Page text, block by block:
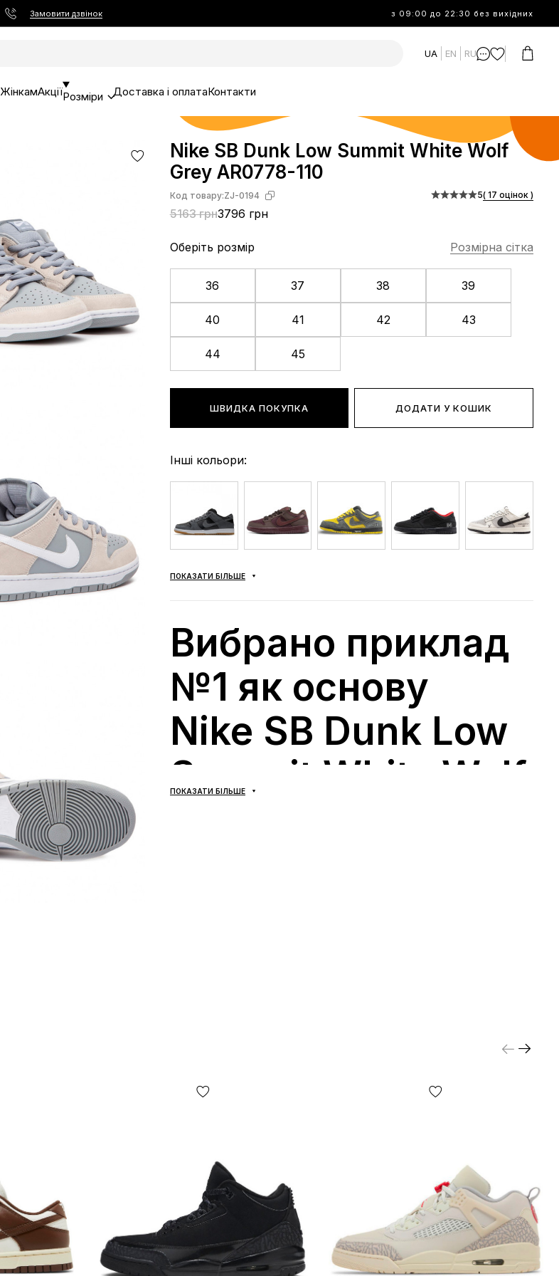
Замовити дзвінок з 09:00 до 22:30 без вихідних
UA EN RU
ЖінкамАкціїРозміри Доставка і оплатаКонтакти
Nike SB Dunk Low Summit White Wolf
Grey AR0778-110
Код товару:ZJ-0194
5163 грн3796 грн
5( 17 оцінок )
Оберіть розмір Розмірна сітка
36 37 38 39
40 41 42 43
44 45
ШВИДКА ПОКУПКА ДОДАТИ У КОШИК
Інші кольори:
ПОКАЗАТИ БІЛЬШЕ
Вибрано приклад
№1 як основу
Nike SB Dunk Low
Summit White Wolf
якість виконання
шкіра додає міцності та акуратного вигляду, а замшеві панелі
використання без відчуття жорсткості.
Гумова підошва зносостійка та чіпка, з малюнком
протектора, який впевнено тримається на різних міських
покриттях.
Технології для
ПОКАЗАТИ БІЛЬШЕ